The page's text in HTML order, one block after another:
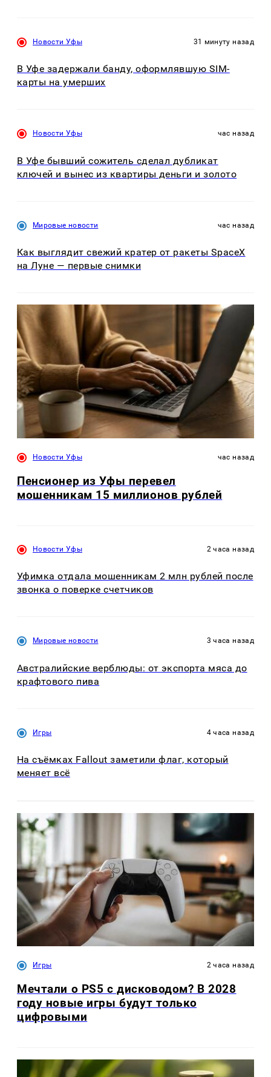
Новости Уфы 31 минуту назад
В Уфе задержали банду, оформлявшую SIM-
карты на умерших
Новости Уфы час назад
В Уфе бывший сожитель сделал дубликат
ключей и вынес из квартиры деньги и золото
Мировые новости час назад
Как выглядит свежий кратер от ракеты SpaceX
на Луне — первые снимки
Новости Уфы час назад
Пенсионер из Уфы перевел
мошенникам 15 миллионов рублей
Новости Уфы 2 часа назад
Уфимка отдала мошенникам 2 млн рублей после
звонка о поверке счетчиков
Мировые новости 3 часа назад
Австралийские верблюды: от экспорта мяса до
крафтового пива
Игры 4 часа назад
На съёмках Fallout заметили флаг, который
меняет всё
Игры 2 часа назад
Мечтали о PS5 с дисководом? В 2028
году новые игры будут только
цифровыми